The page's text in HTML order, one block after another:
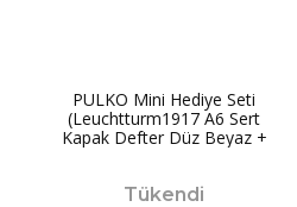
PULKO Mini Hediye Seti
(Leuchtturm1917 A6 Sert
Kapak Defter Düz Beyaz +
Tükendi